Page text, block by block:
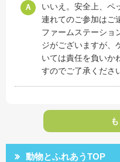
Ａ
いいえ。安全上、ペ
連れてのご参加はご
ファームステーショ
ジがございますが、
いては責任を負いか
すのでご了承くださ
動物とふれあうTOP